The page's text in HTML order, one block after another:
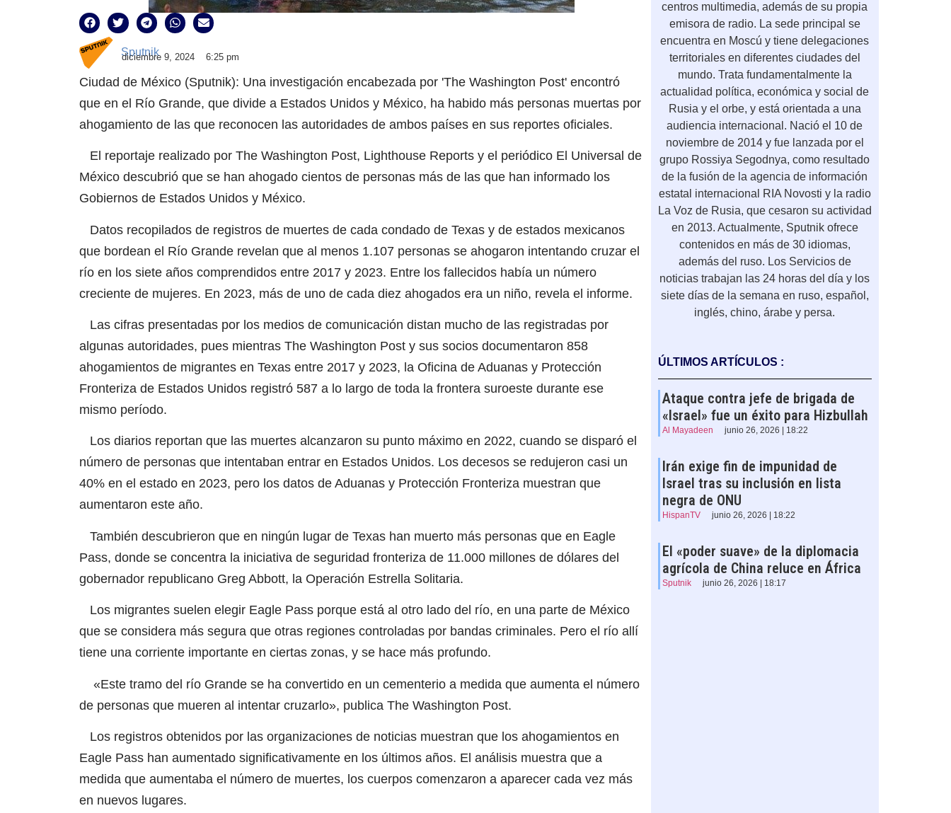
Sputnik
diciembre 9, 2024 6:25 pm
Ciudad de México (Sputnik): Una investigación encabezada por 'The Washington Post' encontró
que en el Río Grande, que divide a Estados Unidos y México, ha habido más personas muertas por
ahogamiento de las que reconocen las autoridades de ambos países en sus reportes oficiales.
El reportaje realizado por The Washington Post, Lighthouse Reports y el periódico El Universal de
México descubrió que se han ahogado cientos de personas más de las que han informado los
Gobiernos de Estados Unidos y México.
Datos recopilados de registros de muertes de cada condado de Texas y de estados mexicanos
que bordean el Río Grande revelan que al menos 1.107 personas se ahogaron intentando cruzar el
río en los siete años comprendidos entre 2017 y 2023. Entre los fallecidos había un número
creciente de mujeres. En 2023, más de uno de cada diez ahogados era un niño, revela el informe.
Las cifras presentadas por los medios de comunicación distan mucho de las registradas por
algunas autoridades, pues mientras The Washington Post y sus socios documentaron 858
ahogamientos de migrantes en Texas entre 2017 y 2023, la Oficina de Aduanas y Protección
Fronteriza de Estados Unidos registró 587 a lo largo de toda la frontera suroeste durante ese
mismo período.
Los diarios reportan que las muertes alcanzaron su punto máximo en 2022, cuando se disparó el
número de personas que intentaban entrar en Estados Unidos. Los decesos se redujeron casi un
40% en el estado en 2023, pero los datos de Aduanas y Protección Fronteriza muestran que
aumentaron este año.
También descubrieron que en ningún lugar de Texas han muerto más personas que en Eagle
Pass, donde se concentra la iniciativa de seguridad fronteriza de 11.000 millones de dólares del
gobernador republicano Greg Abbott, la Operación Estrella Solitaria.
Los migrantes suelen elegir Eagle Pass porque está al otro lado del río, en una parte de México
que se considera más segura que otras regiones controladas por bandas criminales. Pero el río allí
tiene una corriente importante en ciertas zonas, y se hace más profundo.
«Este tramo del río Grande se ha convertido en un cementerio a medida que aumenta el número
de personas que mueren al intentar cruzarlo», publica The Washington Post.
Los registros obtenidos por las organizaciones de noticias muestran que los ahogamientos en
Eagle Pass han aumentado significativamente en los últimos años. El análisis muestra que a
medida que aumentaba el número de muertes, los cuerpos comenzaron a aparecer cada vez más
en nuevos lugares.
centros multimedia, además de su propia
emisora de radio. La sede principal se
encuentra en Moscú y tiene delegaciones
territoriales en diferentes ciudades del
mundo. Trata fundamentalmente la
actualidad política, económica y social de
Rusia y el orbe, y está orientada a una
audiencia internacional. Nació el 10 de
noviembre de 2014 y fue lanzada por el
grupo Rossiya Segodnya, como resultado
de la fusión de la agencia de información
estatal internacional RIA Novosti y la radio
La Voz de Rusia, que cesaron su actividad
en 2013. Actualmente, Sputnik ofrece
contenidos en más de 30 idiomas,
además del ruso. Los Servicios de
noticias trabajan las 24 horas del día y los
siete días de la semana en ruso, español,
inglés, chino, árabe y persa.
ÚLTIMOS ARTÍCULOS :
Ataque contra jefe de brigada de
«Israel» fue un éxito para Hizbullah
Al Mayadeen junio 26, 2026 | 18:22
Irán exige fin de impunidad de
Israel tras su inclusión en lista
negra de ONU
HispanTV junio 26, 2026 | 18:22
El «poder suave» de la diplomacia
agrícola de China reluce en África
Sputnik junio 26, 2026 | 18:17